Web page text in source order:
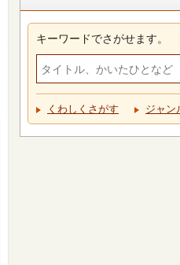
キーワードでさがせます。
くわしくさがす ジャン